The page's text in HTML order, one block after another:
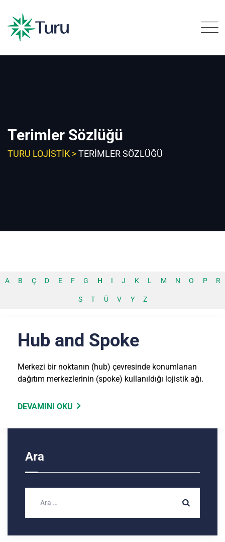
content
Terimler Sözlüğü
TURU LOJISTIK >TERIMLER SÖZLÜĞÜ
A B Ç D E F G H I J K L M N O P R
S T Ü V Y Z
Hub and Spoke
Merkezi bir noktanın (hub) çevresinde konumlanan
dağıtım merkezlerinin (spoke) kullanıldığı lojistik ağı.
DEVAMINI OKU
Ara